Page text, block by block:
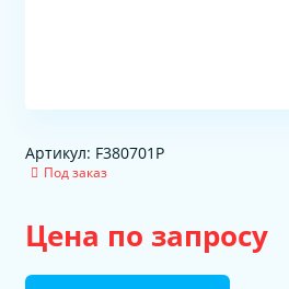
Артикул: F380701P
Под заказ
Цена по запросу